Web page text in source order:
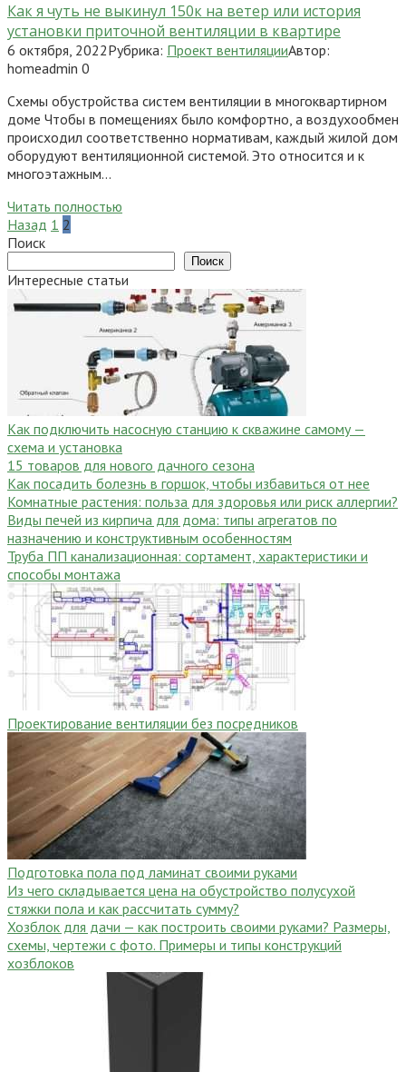
Как я чуть не выкинул 150к на ветер или история
установки приточной вентиляции в квартире
6 октября, 2022Рубрика: Проект вентиляцииАвтор:
homeadmin 0
Схемы обустройства систем вентиляции в многоквартирном
доме Чтобы в помещениях было комфортно, а воздухообмен
происходил соответственно нормативам, каждый жилой дом
оборудуют вентиляционной системой. Это относится и к
многоэтажным…
Читать полностью
Пагинация
записей
Назад 1 2
Поиск
Поиск
Интересные статьи
Как подключить насосную станцию к скважине самому —
схема и установка
15 товаров для нового дачного сезона
Как посадить болезнь в горшок, чтобы избавиться от нее
Комнатные растения: польза для здоровья или риск аллергии?
Виды печей из кирпича для дома: типы агрегатов по
назначению и конструктивным особенностям
Труба ПП канализационная: сортамент, характеристики и
способы монтажа
Проектирование вентиляции без посредников
Подготовка пола под ламинат своими руками
Из чего складывается цена на обустройство полусухой
стяжки пола и как рассчитать сумму?
Хозблок для дачи — как построить своими руками? Размеры,
схемы, чертежи с фото. Примеры и типы конструкций
хозблоков